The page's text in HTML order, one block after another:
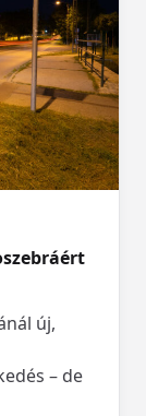
új,
– de